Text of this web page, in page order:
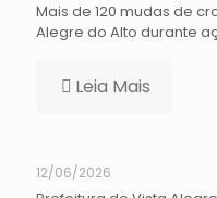
Mais de 120 mudas de
Alegre do Alto durante
Leia Mais
12/06/2026